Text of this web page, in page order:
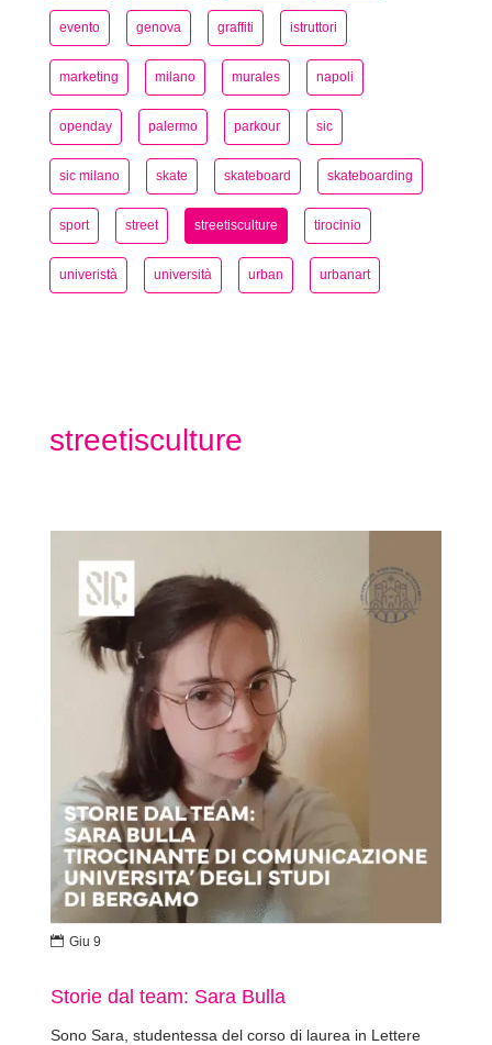
evento genova graffiti istruttori
marketing milano murales napoli
openday palermo parkour sic
sic milano skate skateboard skateboarding
sport street streetisculture tirocinio
univeristà università urban urbanart
streetisculture
Storie dal team: Sara Bulla
Sono Sara, studentessa del corso di laurea in Lettere
 Giu 9